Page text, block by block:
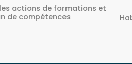
et
Habilité Inrs sous Le N°